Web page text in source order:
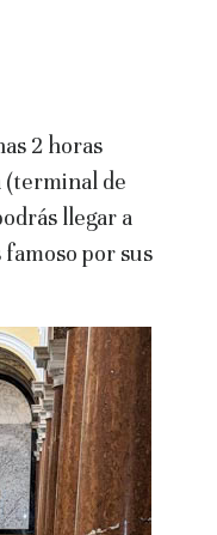
2 horas
(terminal de
llegar a
por sus